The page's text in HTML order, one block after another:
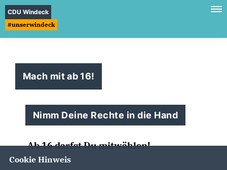
CDU Windeck
#unserwindeck
Mach mit ab 16!
Nimm Deine Rechte in die Hand
Ab 16 darfst Du mitwählen!
Cookie Hinweis